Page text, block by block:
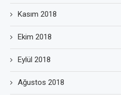
Kasım 2018
Ekim 2018
Eylül 2018
Ağustos 2018